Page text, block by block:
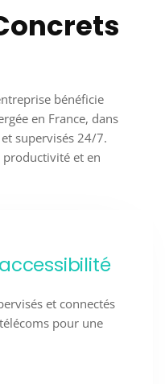
bénéficie
en France, dans
supervisés 24/7.
productivité et en
et connectés
pour une